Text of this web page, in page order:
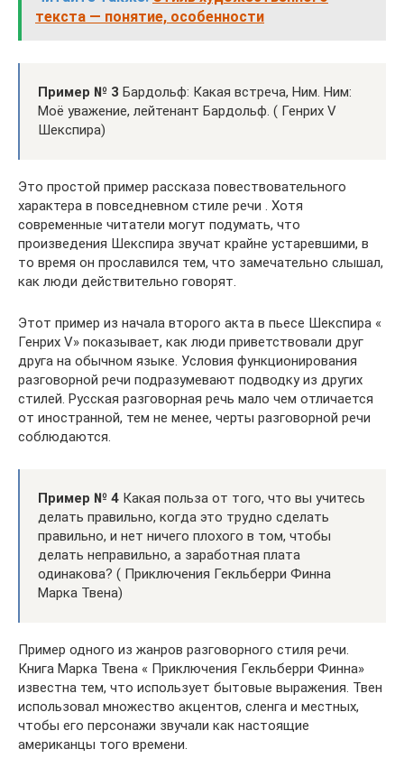
текста — понятие, особенности
Пример № 3 Бардольф: Какая встреча, Ним. Ним:
Моё уважение, лейтенант Бардольф. ( Генрих V
Шекспира)
Это простой пример рассказа повествовательного
характера в повседневном стиле речи . Хотя
современные читатели могут подумать, что
произведения Шекспира звучат крайне устаревшими, в
то время он прославился тем, что замечательно слышал,
как люди действительно говорят.
Этот пример из начала второго акта в пьесе Шекспира «
Генрих V» показывает, как люди приветствовали друг
друга на обычном языке. Условия функционирования
разговорной речи подразумевают подводку из других
стилей. Русская разговорная речь мало чем отличается
от иностранной, тем не менее, черты разговорной речи
соблюдаются.
Пример № 4 Какая польза от того, что вы учитесь
делать правильно, когда это трудно сделать
правильно, и нет ничего плохого в том, чтобы
делать неправильно, а заработная плата
одинакова? ( Приключения Гекльберри Финна
Марка Твена)
Пример одного из жанров разговорного стиля речи.
Книга Марка Твена « Приключения Гекльберри Финна»
известна тем, что использует бытовые выражения. Твен
использовал множество акцентов, сленга и местных,
чтобы его персонажи звучали как настоящие
американцы того времени.